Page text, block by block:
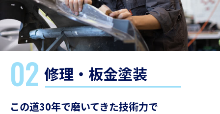
02 修理・板金塗装
この道30年で磨いてきた技術力で